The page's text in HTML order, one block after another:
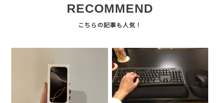
RECOMMEND